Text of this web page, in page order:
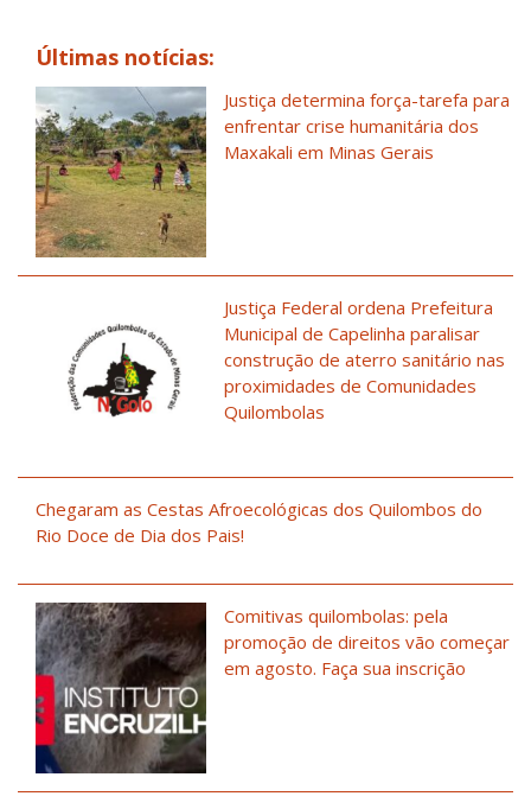
Últimas notícias:
Justiça determina força-tarefa para
enfrentar crise humanitária dos
Maxakali em Minas Gerais
Justiça Federal ordena Prefeitura
Municipal de Capelinha paralisar
construção de aterro sanitário nas
proximidades de Comunidades
Quilombolas
Chegaram as Cestas Afroecológicas dos Quilombos do
Rio Doce de Dia dos Pais!
Comitivas quilombolas: pela
promoção de direitos vão começar
em agosto. Faça sua inscrição